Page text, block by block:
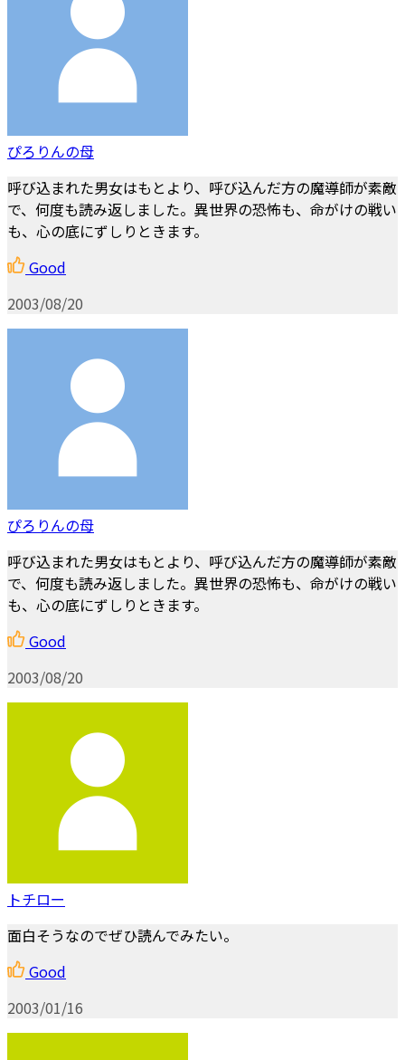
ぴろりんの母
呼び込まれた男女はもとより、呼び込んだ方の魔導師が素敵
で、何度も読み返しました。異世界の恐怖も、命がけの戦い
も、心の底にずしりときます。
Good
2003/08/20
ぴろりんの母
呼び込まれた男女はもとより、呼び込んだ方の魔導師が素敵
で、何度も読み返しました。異世界の恐怖も、命がけの戦い
も、心の底にずしりときます。
Good
2003/08/20
トチロー
面白そうなのでぜひ読んでみたい。
Good
2003/01/16